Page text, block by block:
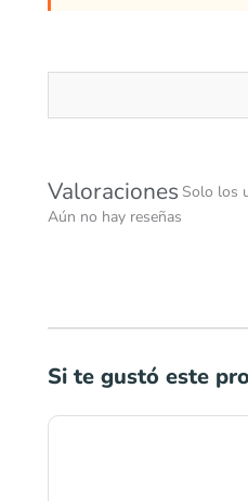
Valoraciones
Aún no hay reseñas
Solo los
Si te gustó este